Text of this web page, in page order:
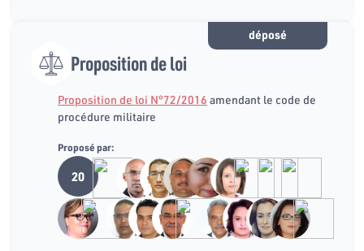
déposé
Proposition de loi
Proposition de loi N°72/2016 amendant le code de
procédure militaire
Proposé par:
20